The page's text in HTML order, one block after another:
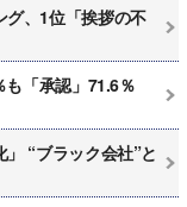
グ、1位「挨拶の不
「承認」71.6％
“ブラック会社”と